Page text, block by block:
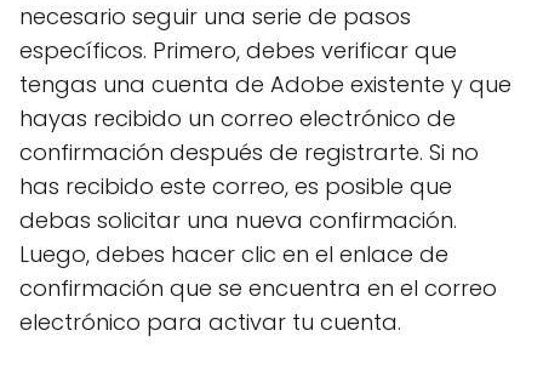
necesario seguir una serie de pasos
específicos. Primero, debes verificar que
tengas una cuenta de Adobe existente y que
hayas recibido un correo electrónico de
confirmación después de registrarte. Si no
has recibido este correo, es posible que
debas solicitar una nueva confirmación.
Luego, debes hacer clic en el enlace de
confirmación que se encuentra en el correo
electrónico para activar tu cuenta.